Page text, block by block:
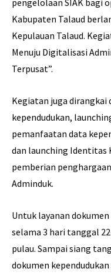
pengelolaan SIAK bagi
Kabupaten Talaud
Kepulauan Talaud.
Menuju Digitalisasi
Terpusat”.
Kegiatan juga dirangkai
kependudukan,
pemanfaatan data
dan launching Identitas
pemberian
Adminduk.
Untuk layanan
selama 3 hari tanggal
pulau. Sampai siang
dokumen